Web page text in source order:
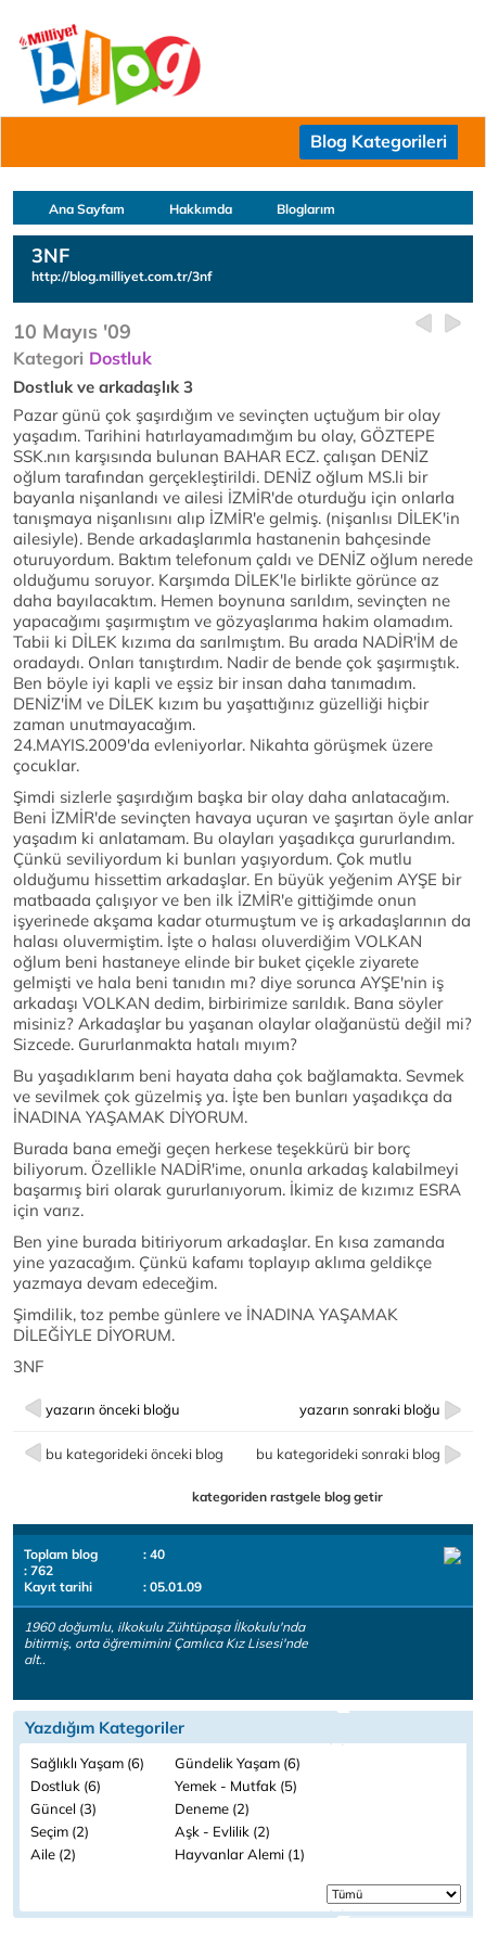
Blog Kategorileri
Ana Sayfam Hakkımda Bloglarım
3NF
http://blog.milliyet.com.tr/3nf
10 Mayıs '09
Kategori Dostluk
Dostluk ve arkadaşlık 3
Pazar günü çok şaşırdığım ve sevinçten uçtuğum bir olay
yaşadım. Tarihini hatırlayamadımğım bu olay, GÖZTEPE
SSK.nın karşısında bulunan BAHAR ECZ. çalışan DENİZ
oğlum tarafından gerçekleştirildi. DENİZ oğlum MS.li bir
bayanla nişanlandı ve ailesi İZMİR'de oturduğu için onlarla
tanışmaya nişanlısını alıp İZMİR'e gelmiş. (nişanlısı DİLEK'in
ailesiyle). Bende arkadaşlarımla hastanenin bahçesinde
oturuyordum. Baktım telefonum çaldı ve DENİZ oğlum nerede
olduğumu soruyor. Karşımda DİLEK'le birlikte görünce az
daha bayılacaktım. Hemen boynuna sarıldım, sevinçten ne
yapacağımı şaşırmıştım ve gözyaşlarıma hakim olamadım.
Tabii ki DİLEK kızıma da sarılmıştım. Bu arada NADİR'İM de
oradaydı. Onları tanıştırdım. Nadir de bende çok şaşırmıştık.
Ben böyle iyi kapli ve eşsiz bir insan daha tanımadım.
DENİZ'İM ve DİLEK kızım bu yaşattığınız güzelliği hiçbir
zaman unutmayacağım.
24.MAYIS.2009'da evleniyorlar. Nikahta görüşmek üzere
çocuklar.
Şimdi sizlerle şaşırdığım başka bir olay daha anlatacağım.
Beni İZMİR'de sevinçten havaya uçuran ve şaşırtan öyle anlar
yaşadım ki anlatamam. Bu olayları yaşadıkça gururlandım.
Çünkü seviliyordum ki bunları yaşıyordum. Çok mutlu
olduğumu hissettim arkadaşlar. En büyük yeğenim AYŞE bir
matbaada çalışıyor ve ben ilk İZMİR'e gittiğimde onun
işyerinede akşama kadar oturmuştum ve iş arkadaşlarının da
halası oluvermiştim. İşte o halası oluverdiğim VOLKAN
oğlum beni hastaneye elinde bir buket çiçekle ziyarete
gelmişti ve hala beni tanıdın mı? diye sorunca AYŞE'nin iş
arkadaşı VOLKAN dedim, birbirimize sarıldık. Bana söyler
misiniz? Arkadaşlar bu yaşanan olaylar olağanüstü değil mi?
Sizcede. Gururlanmakta hatalı mıyım?
Bu yaşadıklarım beni hayata daha çok bağlamakta. Sevmek
ve sevilmek çok güzelmiş ya. İşte ben bunları yaşadıkça da
İNADINA YAŞAMAK DİYORUM.
Burada bana emeği geçen herkese teşekkürü bir borç
biliyorum. Özellikle NADİR'ime, onunla arkadaş kalabilmeyi
başarmış biri olarak gururlanıyorum. İkimiz de kızımız ESRA
için varız.
Ben yine burada bitiriyorum arkadaşlar. En kısa zamanda
yine yazacağım. Çünkü kafamı toplayıp aklıma geldikçe
yazmaya devam edeceğim.
Şimdilik, toz pembe günlere ve İNADINA YAŞAMAK
DİLEĞİYLE DİYORUM.
3NF
yazarın önceki bloğu yazarın sonraki bloğu
bu kategorideki önceki blog bu kategorideki sonraki blog
kategoriden rastgele blog getir
Toplam blog
: 40
: 762
Kayıt tarihi
: 05.01.09
1960 doğumlu, ilkokulu Zühtüpaşa İlkokulu'nda
bitirmiş, orta öğremimini Çamlıca Kız Lisesi'nde
alt..
Yazdığım Kategoriler
Sağlıklı Yaşam (6)
Gündelik Yaşam (6)
Dostluk (6)
Yemek - Mutfak (5)
Güncel (3)
Deneme (2)
Seçim (2)
Aşk - Evlilik (2)
Aile (2)
Hayvanlar Alemi (1)